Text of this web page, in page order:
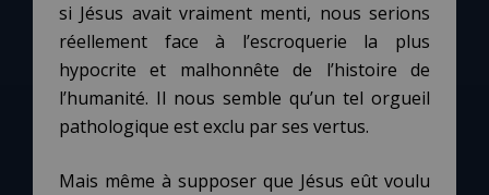
si Jésus avait vraiment menti, nous serions
réellement face à l’escroquerie la plus
hypocrite et malhonnête de l’histoire de
l’humanité. Il nous semble qu’un tel orgueil
pathologique est exclu par ses vertus.
Mais même à supposer que Jésus eût voulu